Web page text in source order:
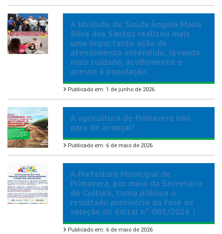
A Unidade de Saúde Ângela Maria
Silva dos Santos realizou mais
uma importante ação de
atendimento estendido, levando
mais cuidado, acolhimento e
acesso à população.
Publicado em: 1 de junho de 2026
A agricultura de Primavera não
para de avançar!
Publicado em: 6 de maio de 2026
A Prefeitura Municipal de
Primavera, por meio da Secretaria
de Cultura, torna público o
resultado provisório da fase de
seleção do Edital nº 001/2026 !
Publicado em: 6 de maio de 2026